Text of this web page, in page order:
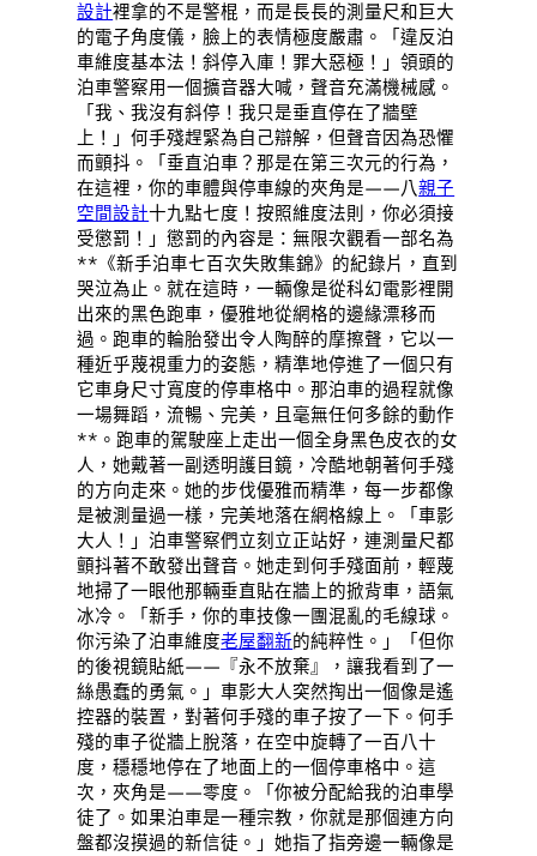
設計裡拿的不是警棍，而是長長的測量尺和巨大
的電子角度儀，臉上的表情極度嚴肅。「違反泊
車維度基本法！斜停入庫！罪大惡極！」領頭的
泊車警察用一個擴音器大喊，聲音充滿機械感。
「我、我沒有斜停！我只是垂直停在了牆壁
上！」何手殘趕緊為自己辯解，但聲音因為恐懼
而顫抖。「垂直泊車？那是在第三次元的行為，
在這裡，你的車體與停車線的夾角是——八親子
空間設計十九點七度！按照維度法則，你必須接
受懲罰！」懲罰的內容是：無限次觀看一部名為
**《新手泊車七百次失敗集錦》的紀錄片，直到
哭泣為止。就在這時，一輛像是從科幻電影裡開
出來的黑色跑車，優雅地從網格的邊緣漂移而
過。跑車的輪胎發出令人陶醉的摩擦聲，它以一
種近乎蔑視重力的姿態，精準地停進了一個只有
它車身尺寸寬度的停車格中。那泊車的過程就像
一場舞蹈，流暢、完美，且毫無任何多餘的動作
**。跑車的駕駛座上走出一個全身黑色皮衣的女
人，她戴著一副透明護目鏡，冷酷地朝著何手殘
的方向走來。她的步伐優雅而精準，每一步都像
是被測量過一樣，完美地落在網格線上。「車影
大人！」泊車警察們立刻立正站好，連測量尺都
顫抖著不敢發出聲音。她走到何手殘面前，輕蔑
地掃了一眼他那輛垂直貼在牆上的掀背車，語氣
冰冷。「新手，你的車技像一團混亂的毛線球。
你污染了泊車維度老屋翻新的純粹性。」「但你
的後視鏡貼紙——『永不放棄』，讓我看到了一
絲愚蠢的勇氣。」車影大人突然掏出一個像是遙
控器的裝置，對著何手殘的車子按了一下。何手
殘的車子從牆上脫落，在空中旋轉了一百八十
度，穩穩地停在了地面上的一個停車格中。這
次，夾角是——零度。「你被分配給我的泊車學
徒了。如果泊車是一種宗教，你就是那個連方向
盤都沒摸過的新信徒。」她指了指旁邊一輛像是